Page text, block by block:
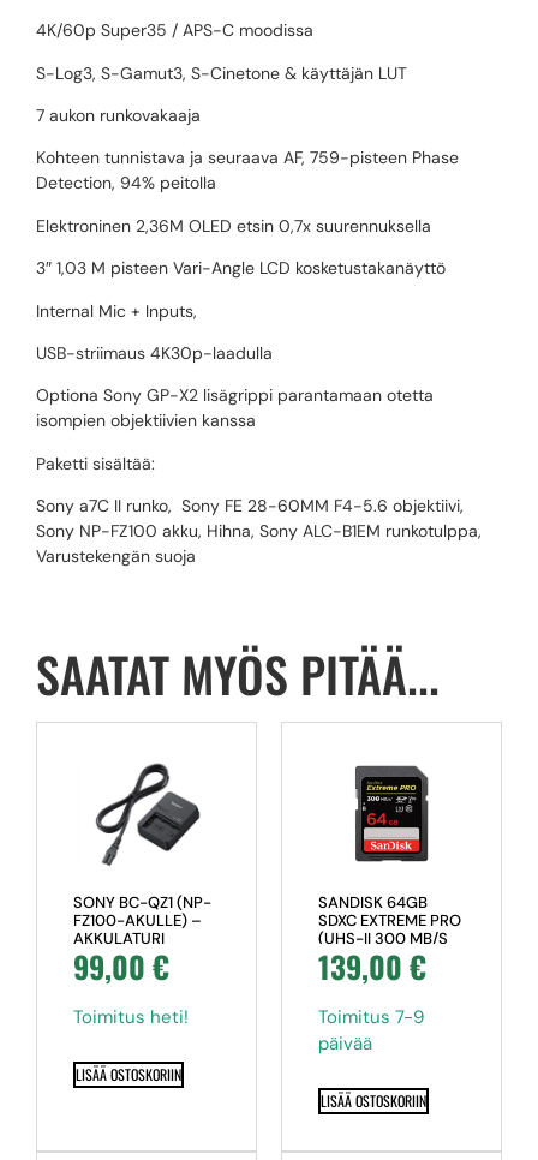
4K/60p Super35 / APS-C moodissa
S-Log3, S-Gamut3, S-Cinetone & käyttäjän LUT
7 aukon runkovakaaja
Kohteen tunnistava ja seuraava AF, 759-pisteen Phase
Detection, 94% peitolla
Elektroninen 2,36M OLED etsin 0,7x suurennuksella
3″ 1,03 M pisteen Vari-Angle LCD kosketustakanäyttö
Internal Mic + Inputs,
USB-striimaus 4K30p-laadulla
Optiona Sony GP-X2 lisägrippi parantamaan otetta
isompien objektiivien kanssa
Paketti sisältää:
Sony a7C II runko, Sony FE 28-60MM F4-5.6 objektiivi,
Sony NP-FZ100 akku, Hihna, Sony ALC-B1EM runkotulppa,
Varustekengän suoja
SAATAT MYÖS PITÄÄ...
SONY BC-QZ1 (NP-
FZ100-AKULLE) –
AKKULATURI
99,00€
Toimitus heti!
LISÄÄ OSTOSKORIIN
SANDISK 64GB
SDXC EXTREME PRO
(UHS-II 300 MB/S
(U3) CLASS 10)
139,00€
Toimitus 7-9
päivää
LISÄÄ OSTOSKORIIN